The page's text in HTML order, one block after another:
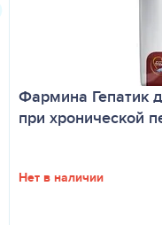
Фармина Гепатик
при хронической
Нет в наличии